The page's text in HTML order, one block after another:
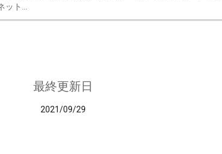
ト...
最終更新日
2021/09/29